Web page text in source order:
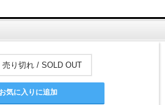
売り切れ / SOLD OUT